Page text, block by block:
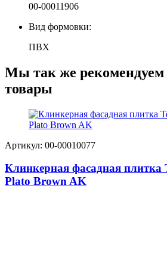
00-00011906
Вид формовки:
ПВХ
Мы так же рекомендуем
товары
Артикул: 00-00010077
Клинкерная фасадная плитка
Plato Brown AK